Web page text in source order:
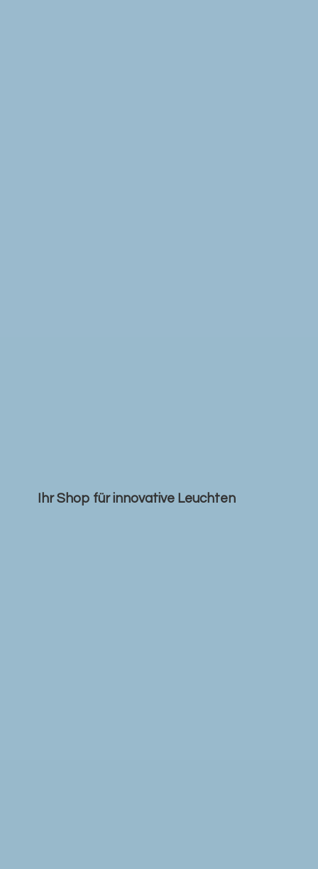
Ihr Shop fürinnovative Leuchten